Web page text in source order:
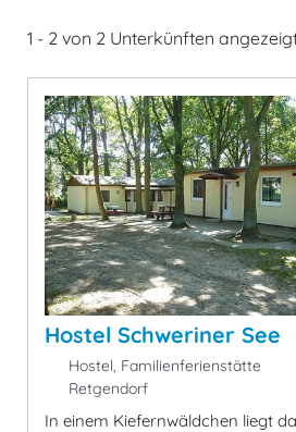
1 - 2 von 2 Unterkünften
Hostel Schweriner See
Hostel, Familienferienstätte
Retgendorf
In einem Kiefernwäldchen liegt